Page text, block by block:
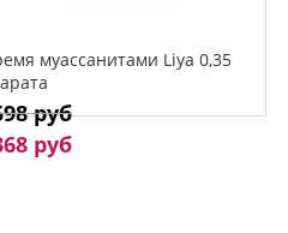
муассанитами Liya 0,35
руб
руб